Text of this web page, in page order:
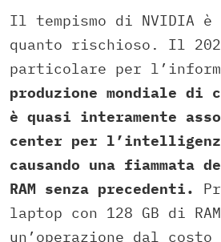
Il tempismo di NVIDIA è
quanto rischioso. Il
particolare per
produzione mondiale di
è quasi interamente
center per
causando una fiammata
RAM senza precedenti.
laptop con 128 GB di
un’operazione dal